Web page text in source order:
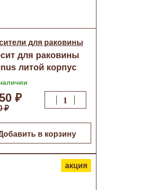
для раковины
для раковины
литой корпус
хром (8406) о/н
₽
₽
в корзину
акция